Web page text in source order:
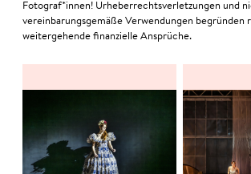
Fotograf*innen! Urheberrechtsverletzungen und
vereinbarungsgemäße Verwendungen begründen
weitergehende finanzielle Ansprüche.